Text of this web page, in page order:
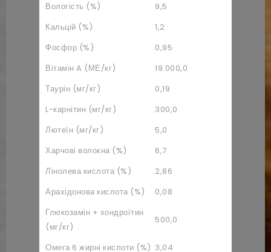
Вологість (%)
9,5
Кальцій (%)
1,2
Фосфор (%)
0,95
Вітамін A (МЕ/кг)
19.000,0
Таурін (мг/кг)
0,19
L-карнітин (мг/кг)
300,0
Лютеїн (мг/кг)
5,0
Харчові волокна (%)
6,7
Лінолева кислота (%)
2,86
Арахідонова кислота (%)
0,08
Глюкозамін + хондроїтин
(мг/кг)
500,0
Омега 6 жирні кислоти (%) 3,04